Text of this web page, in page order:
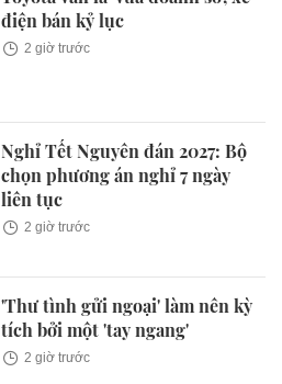
điện bán kỷ lục
2 giờ trước
Nghỉ Tết Nguyên đán 2027: Bộ
chọn phương án nghỉ 7 ngày
liên tục
2 giờ trước
'Thư tình gửi ngoại' làm nên kỳ
tích bởi một 'tay ngang'
2 giờ trước